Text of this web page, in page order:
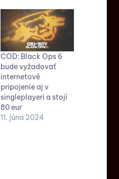
COD: Black Ops 6
bude vyžadovať
internetové
pripojenie aj v
singleplayeri a stojí
80 eur
11. júna 2024